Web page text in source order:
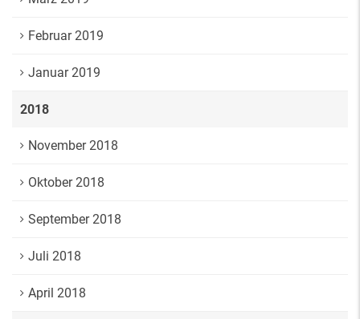
Februar 2019
Januar 2019
2018
November 2018
Oktober 2018
September 2018
Juli 2018
April 2018